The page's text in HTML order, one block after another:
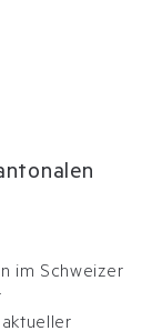
im Schweizer